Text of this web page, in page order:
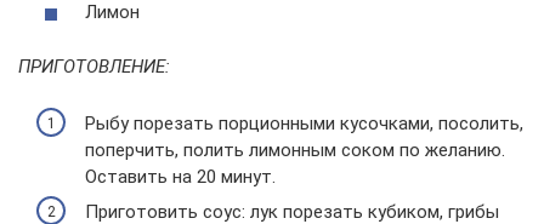
Лимон
ПРИГОТОВЛЕНИЕ:
Рыбу порезать порционными кусочками, посолить,
поперчить, полить лимонным соком по желанию.
Оставить на 20 минут.
Приготовить соус: лук порезать кубиком, грибы